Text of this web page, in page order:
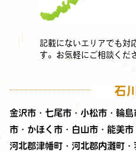
記載にないエリアでも対
す。お気軽にご相談くだ
石
金沢市・七尾市・小松市・輪
市・かほく市・白山市・能美市
河北郡津幡町・河北郡内灘町